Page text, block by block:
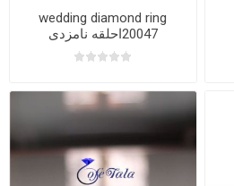
wedding diamond ring
20047احلقه نامزدی